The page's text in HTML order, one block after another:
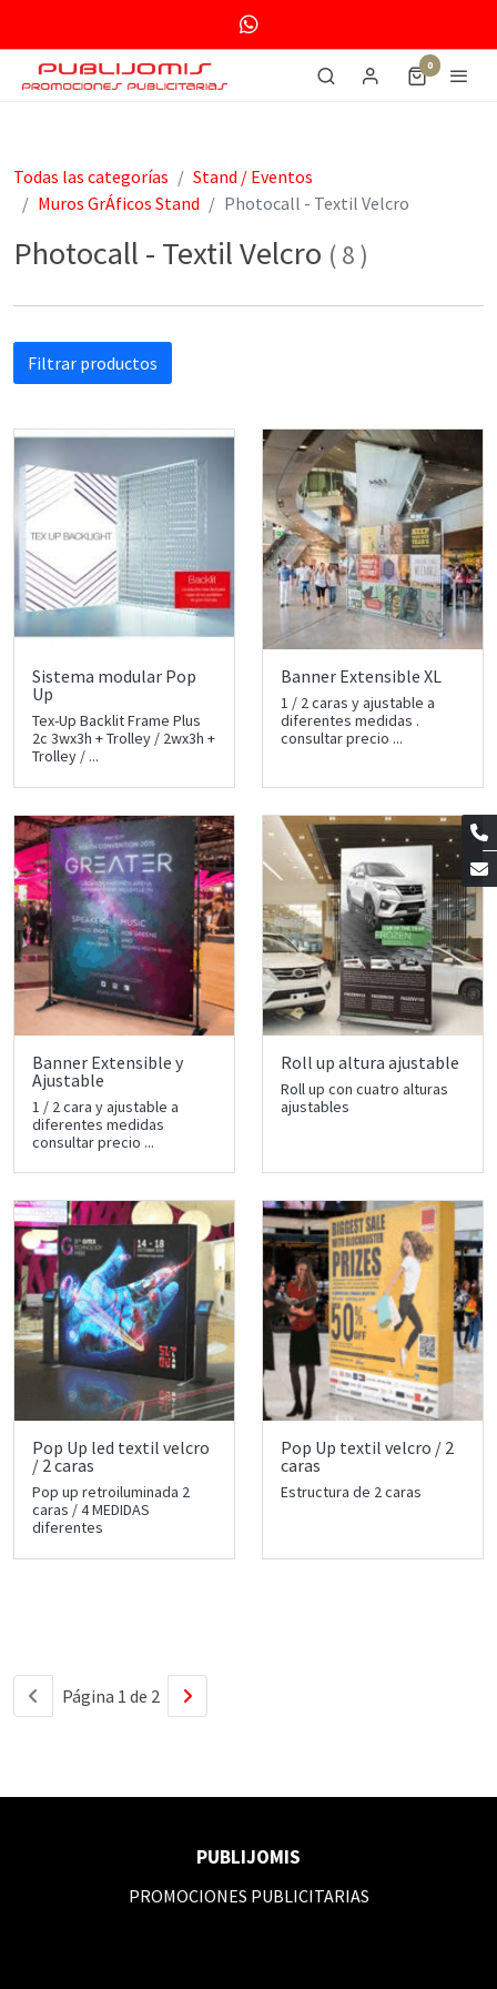
0
Todas las categorías
Stand / Eventos
Muros GrÁficos Stand
Photocall - Textil Velcro
Photocall - Textil Velcro ( 8 )
Filtrar productos
Sistema modular Pop
Up
Tex-Up Backlit Frame Plus
2c 3wx3h + Trolley / 2wx3h +
Trolley / ...
Banner Extensible XL
1 / 2 caras y ajustable a
diferentes medidas .
consultar precio ...
Banner Extensible y
Ajustable
1 / 2 cara y ajustable a
diferentes medidas
consultar precio ...
Roll up altura ajustable
Roll up con cuatro alturas
ajustables
Pop Up led textil velcro
/ 2 caras
Pop up retroiluminada 2
caras / 4 MEDIDAS
diferentes
Pop Up textil velcro / 2
caras
Estructura de 2 caras
Página 1 de 2
PUBLIJOMIS
PROMOCIONES PUBLICITARIAS